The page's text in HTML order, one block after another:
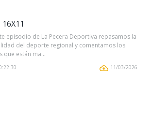
episodio de La Pecera Deportiva repasamos la
del deporte regional y comentamos los
que están ma...
11/03/2026